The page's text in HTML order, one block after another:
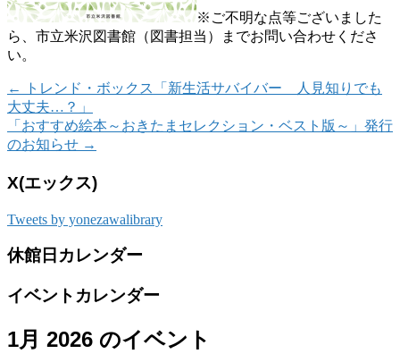
※ご不明な点等ございました
ら、市立米沢図書館（図書担当）までお問い合わせくださ
い。
←
トレンド・ボックス「新生活サバイバー 人見知りでも
大丈夫…？」
「おすすめ絵本～おきたまセレクション・ベスト版～」発行
のお知らせ →
X(エックス)
Tweets by yonezawalibrary
休館日カレンダー
イベントカレンダー
1月 2026 のイベント